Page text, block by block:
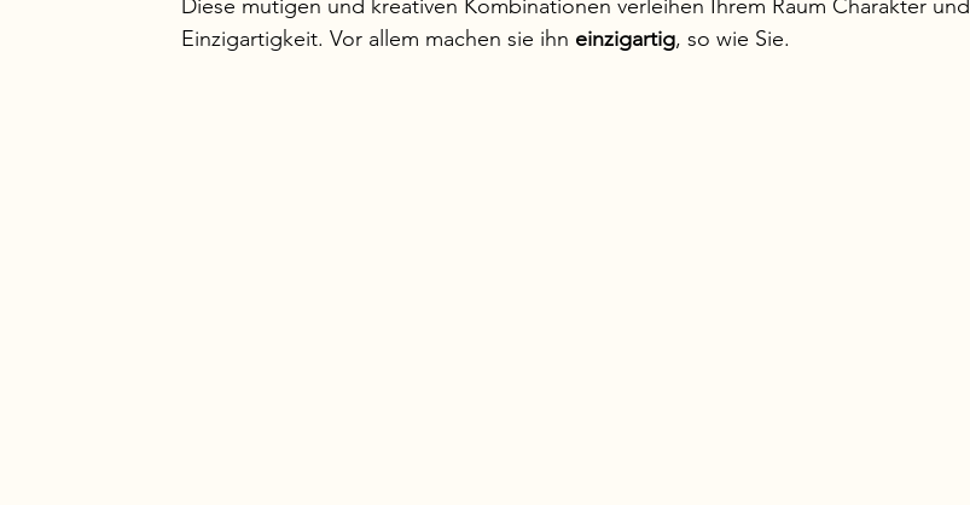
Diese mutigen und kreativen Kombinationen verleihen Ihrem Raum Charakter und
Einzigartigkeit. Vor allem machen sie ihn einzigartig, so wie Sie.